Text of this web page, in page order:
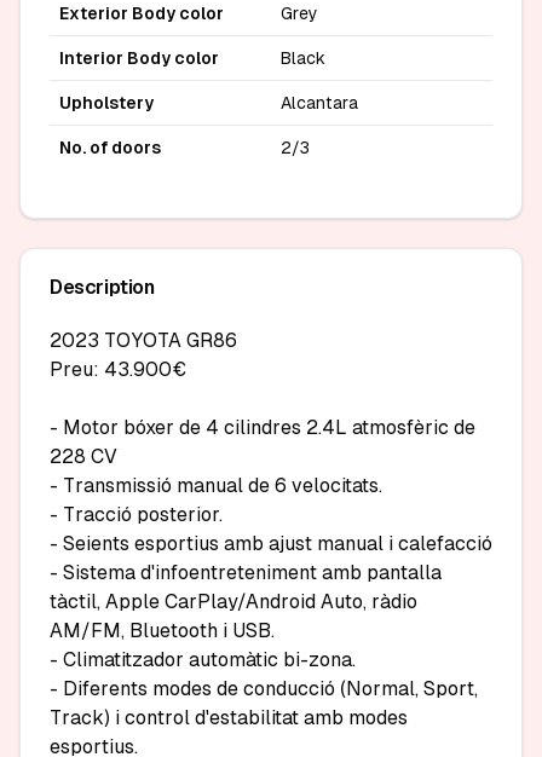
Exterior Body color Grey
Interior Body color Black
Upholstery Alcantara
No. of doors 2/3
Description
2023 TOYOTA GR86
Preu: 43.900€
- Motor bóxer de 4 cilindres 2.4L atmosfèric de
228 CV
- Transmissió manual de 6 velocitats.
- Tracció posterior.
- Seients esportius amb ajust manual i calefacció
- Sistema d'infoentreteniment amb pantalla
tàctil, Apple CarPlay/Android Auto, ràdio
AM/FM, Bluetooth i USB.
- Climatitzador automàtic bi-zona.
- Diferents modes de conducció (Normal, Sport,
Track) i control d'estabilitat amb modes
esportius.